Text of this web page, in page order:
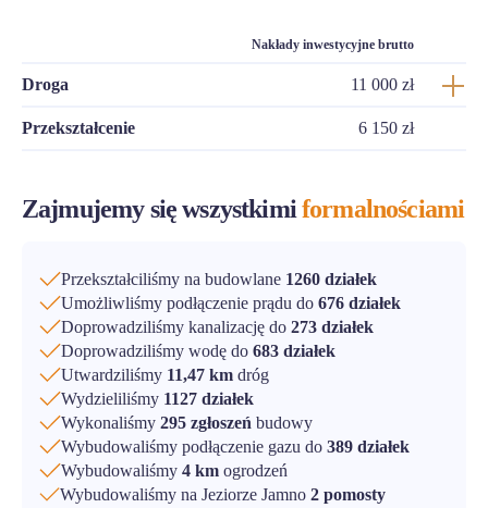
Nakłady inwestycyjne brutto
Droga 11 000 zł
Przekształcenie 6 150 zł
Zajmujemy się wszystkimiformalnościami
Przekształciliśmy na budowlane 1260 działek
Umożliwliśmy podłączenie prądu do 676 działek
Doprowadziliśmy kanalizację do 273 działek
Doprowadziliśmy wodę do 683 działek
Utwardziliśmy 11,47 km dróg
Wydzieliliśmy 1127 działek
Wykonaliśmy 295 zgłoszeń budowy
Wybudowaliśmy podłączenie gazu do 389 działek
Wybudowaliśmy 4 km ogrodzeń
Wybudowaliśmy na Jeziorze Jamno 2 pomosty